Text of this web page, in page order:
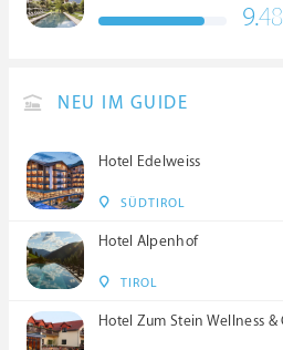
9.48
NEU IM GUIDE
Hotel Edelweiss
SÜDTIROL
Hotel Alpenhof
TIROL
Hotel Zum Stein Wellness &